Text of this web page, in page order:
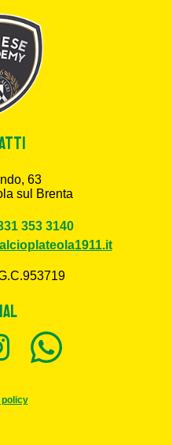
63
sul Brenta
353 3140
policy